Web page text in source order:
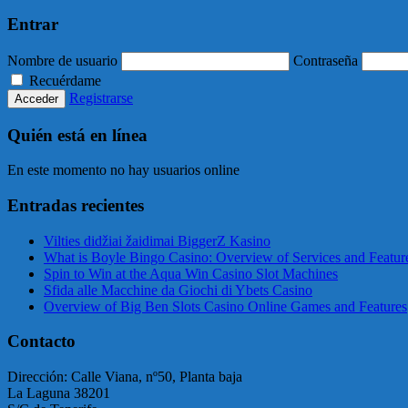
Entrar
Nombre de usuario
Contraseña
Recuérdame
Registrarse
Quién está en línea
En este momento no hay usuarios online
Entradas recientes
Vilties didžiai žaidimai BiggerZ Kasino
What is Boyle Bingo Casino: Overview of Services and
Spin to Win at the Aqua Win Casino Slot Machines
Sfida alle Macchine da Giochi di Ybets Casino
Overview of Big Ben Slots Casino Online Games and Features
Contacto
Dirección: Calle Viana, nº50, Planta baja
La Laguna 38201